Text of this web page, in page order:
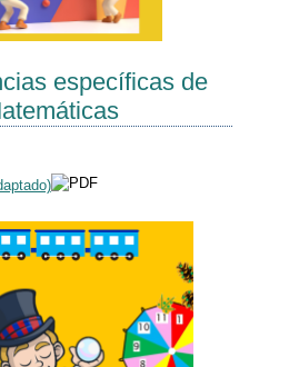
específicas de